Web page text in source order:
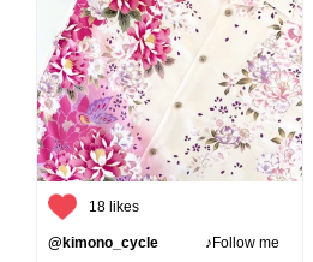
18 likes
@kimono_cycle ♪Follow me